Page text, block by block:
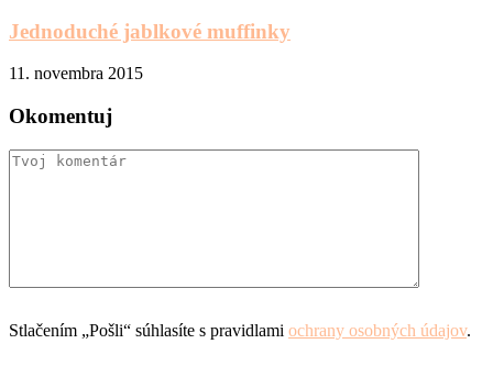
Jednoduché jablkové muffinky
11. novembra 2015
Okomentuj
Stlačením „Pošli“ súhlasíte s pravidlami ochrany osobných údajov.